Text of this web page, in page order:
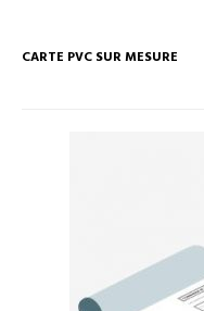
CARTE PVC SUR MESURE